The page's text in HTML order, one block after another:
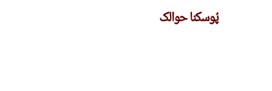
پُوسکنا حوالک